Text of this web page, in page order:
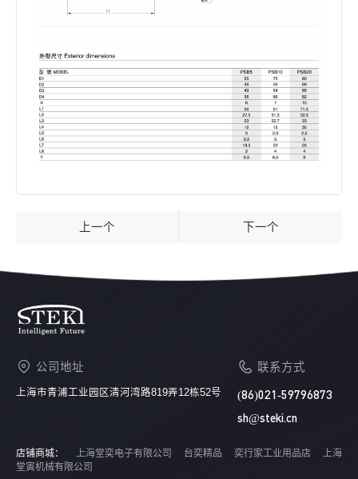
上一个 下一个
公司地址
上海市青浦工业园区清河湾路819弄12栋52号
联系方式
(86)021-59796873
sh@steki.cn
店铺商城： 上海堂奕电子有限公司 台奕精品 奕行家工业用品店
上海
堂寅机械有限公司